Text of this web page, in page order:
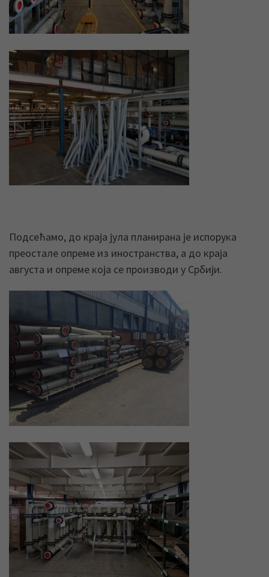
Подсећамо, до краја јула планирана је испорука
преостале опреме из иностранства, а до краја
августа и опреме која се производи у Србији.